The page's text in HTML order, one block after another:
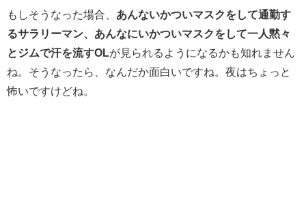
もしそうなった場合、 あんないかついマスクをして通勤す
るサラリーマン、あんなにいかついマスクをして一人黙々
とジムで汗を流すOLが見られるようになるかも知れません
ね。そうなったら、なんだか面白いですね。夜はちょっと
怖いですけどね。